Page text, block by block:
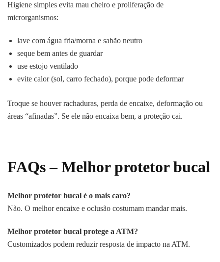
Higiene simples evita mau cheiro e proliferação de
microrganismos:
lave com água fria/morna e sabão neutro
seque bem antes de guardar
use estojo ventilado
evite calor (sol, carro fechado), porque pode deformar
Troque se houver rachaduras, perda de encaixe, deformação ou
áreas “afinadas”. Se ele não encaixa bem, a proteção cai.
FAQs –Melhor protetor bucal
Melhor protetor bucal é o mais caro?
Não. O melhor encaixe e oclusão costumam mandar mais.
Melhor protetor bucal protege a ATM?
Customizados podem reduzir resposta de impacto na ATM.